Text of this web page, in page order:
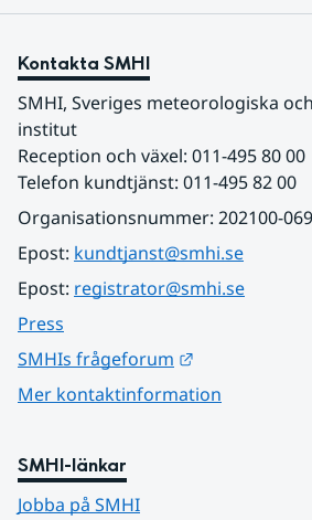
Kontakta SMHI
SMHI, Sveriges meteorologiska
institut
Reception och växel: 011-495 80 00
Telefon kundtjänst: 011-495 82 00
Organisationsnummer: 202100-
Epost: kundtjanst@smhi.se
Epost: registrator@smhi.se
Press
SMHIs frågeforum
Mer kontaktinformation
SMHI-länkar
Jobba på SMHI